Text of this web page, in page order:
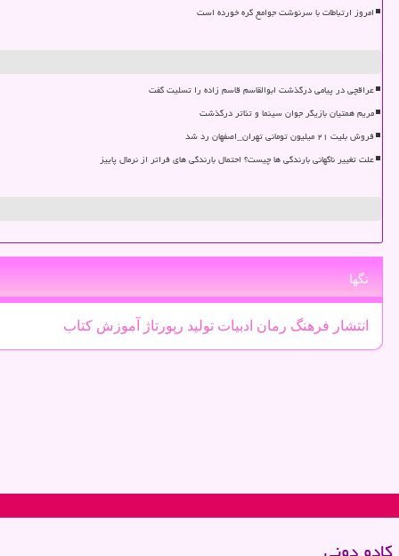
امروز ارتباطات با سرنوشت جوامع گره خورده است
عراقچی در پیامی درگذشت ابوالقاسم قاسم زاده را تسلیت گفت
مریم همتیان بازیگر جوان سینما و تئاتر درگذشت
فروش بلیت ۲۱ میلیون تومانی تهران_اصفهان رد شد
علت تغییر ناگهانی بارندگی ها چیست؟ احتمال بارندگی های فراتر از نرمال پاییز
تگها
انتشار فرهنگ رمان ادبیات تولید رپورتاژ آموزش كتاب